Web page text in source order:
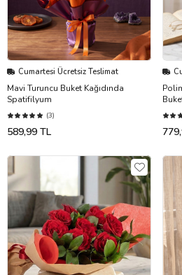
Cumartesi Ücretsiz Teslimat
Mavi Turuncu Buket Kağıdında
Spatifilyum
(3)
589,99 TL